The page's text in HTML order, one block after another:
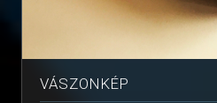
VÁSZONKÉP